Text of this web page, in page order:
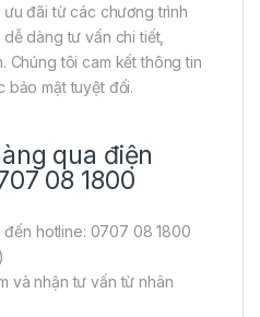
đãi từ các chương trình
dàng tư vấn chi tiết,
Chúng tôi cam kết thông tin
bảo mật tuyệt đối.
qua điện
08 1800
đến hotline: 0707 08 1800
và nhận tư vấn từ nhân